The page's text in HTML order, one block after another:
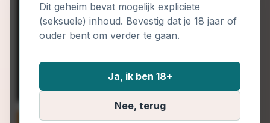
Dit geheim bevat mogelijk expliciete
(seksuele) inhoud. Bevestig dat je 18 jaar of
ouder bent om verder te gaan.
Ja, ik ben 18+
Nee, terug